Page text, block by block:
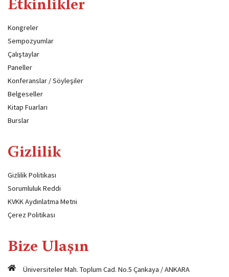
Etkinlikler
Kongreler
Sempozyumlar
Çalıştaylar
Paneller
Konferanslar / Söyleşiler
Belgeseller
Kitap Fuarları
Burslar
Gizlilik
Gizlilik Politikası
Sorumluluk Reddi
KVKK Aydınlatma Metni
Çerez Politikası
Bize Ulaşın
Üniversiteler Mah. Toplum Cad. No.5 Çankaya / ANKARA